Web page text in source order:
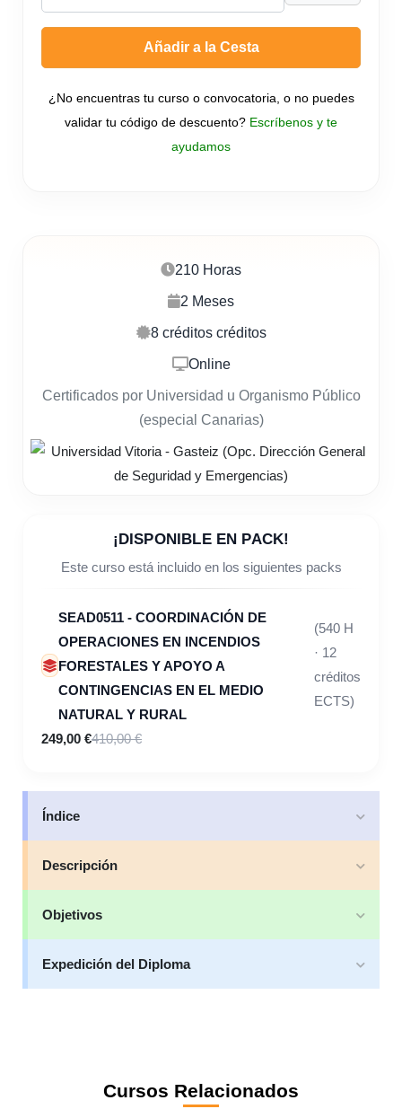
210 Horas
2 Meses
8 créditos créditos
Online
Certificados por Universidad u Organismo Público
(especial Canarias)
¡DISPONIBLE EN PACK!
Este curso está incluido en los siguientes packs
SEAD0511 - COORDINACIÓN DE
OPERACIONES EN INCENDIOS
FORESTALES Y APOYO A
CONTINGENCIAS EN EL MEDIO
NATURAL Y RURAL
(540 H
· 12
créditos
ECTS)
249,00 €410,00 €
Índice
Descripción
Objetivos
Expedición del Diploma
Añadir a la Cesta
¿No encuentras tu curso o convocatoria, o no puedes
validar tu código de descuento? Escríbenos y te
ayudamos
Cursos Relacionados